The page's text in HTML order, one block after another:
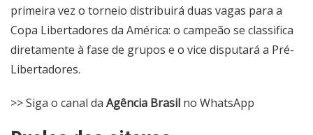
primeira vez o torneio distribuirá duas vagas para a
Copa Libertadores da América: o campeão se classifica
diretamente à fase de grupos e o vice disputará a Pré-
Libertadores.
>> Siga o canal da Agência Brasil no WhatsApp